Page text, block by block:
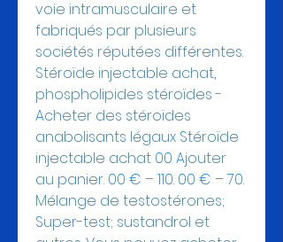
voie intramusculaire et
fabriqués par plusieurs
sociétés réputées différentes.
Stéroïde injectable achat,
phospholipides stéroïdes -
Acheter des stéroïdes
anabolisants légaux Stéroïde
injectable achat 00 Ajouter
au panier. 00 € – 110. 00 € – 70.
Mélange de testostérones;
Super-test; sustandrol et